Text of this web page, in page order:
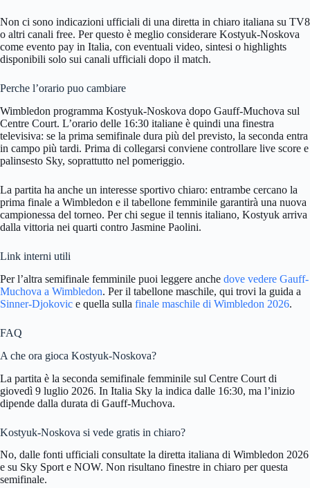
Non ci sono indicazioni ufficiali di una diretta in chiaro italiana su TV8
o altri canali free. Per questo è meglio considerare Kostyuk-Noskova
come evento pay in Italia, con eventuali video, sintesi o highlights
disponibili solo sui canali ufficiali dopo il match.
Perche l’orario puo cambiare
Wimbledon programma Kostyuk-Noskova dopo Gauff-Muchova sul
Centre Court. L’orario delle 16:30 italiane è quindi una finestra
televisiva: se la prima semifinale dura più del previsto, la seconda entra
in campo più tardi. Prima di collegarsi conviene controllare live score e
palinsesto Sky, soprattutto nel pomeriggio.
La partita ha anche un interesse sportivo chiaro: entrambe cercano la
prima finale a Wimbledon e il tabellone femminile garantirà una nuova
campionessa del torneo. Per chi segue il tennis italiano, Kostyuk arriva
dalla vittoria nei quarti contro Jasmine Paolini.
Link interni utili
Per l’altra semifinale femminile puoi leggere anche dove vedere Gauff-
Muchova a Wimbledon. Per il tabellone maschile, qui trovi la guida a
Sinner-Djokovic e quella sulla finale maschile di Wimbledon 2026.
FAQ
A che ora gioca Kostyuk-Noskova?
La partita è la seconda semifinale femminile sul Centre Court di
giovedì 9 luglio 2026. In Italia Sky la indica dalle 16:30, ma l’inizio
dipende dalla durata di Gauff-Muchova.
Kostyuk-Noskova si vede gratis in chiaro?
No, dalle fonti ufficiali consultate la diretta italiana di Wimbledon 2026
e su Sky Sport e NOW. Non risultano finestre in chiaro per questa
semifinale.